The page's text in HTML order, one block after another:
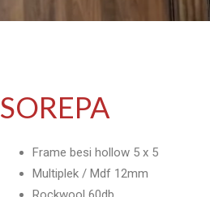
SOREPA
Frame besi hollow 5 x 5
Multiplek / Mdf 12mm